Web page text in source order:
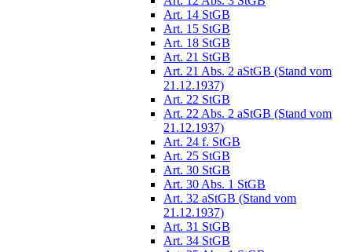
Art. 14 StGB
Art. 15 StGB
Art. 18 StGB
Art. 21 StGB
Art. 21 Abs. 2 aStGB (Stand vom
21.12.1937)
Art. 22 StGB
Art. 22 Abs. 2 aStGB (Stand vom
21.12.1937)
Art. 24 f. StGB
Art. 25 StGB
Art. 30 StGB
Art. 30 Abs. 1 StGB
Art. 32 aStGB (Stand vom
21.12.1937)
Art. 31 StGB
Art. 34 StGB